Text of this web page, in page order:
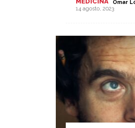
Omar
14 agosto, 2023